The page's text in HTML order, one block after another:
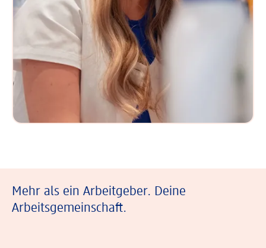
Mehr als ein Arbeitgeber. Deine
Arbeitsgemeinschaft.